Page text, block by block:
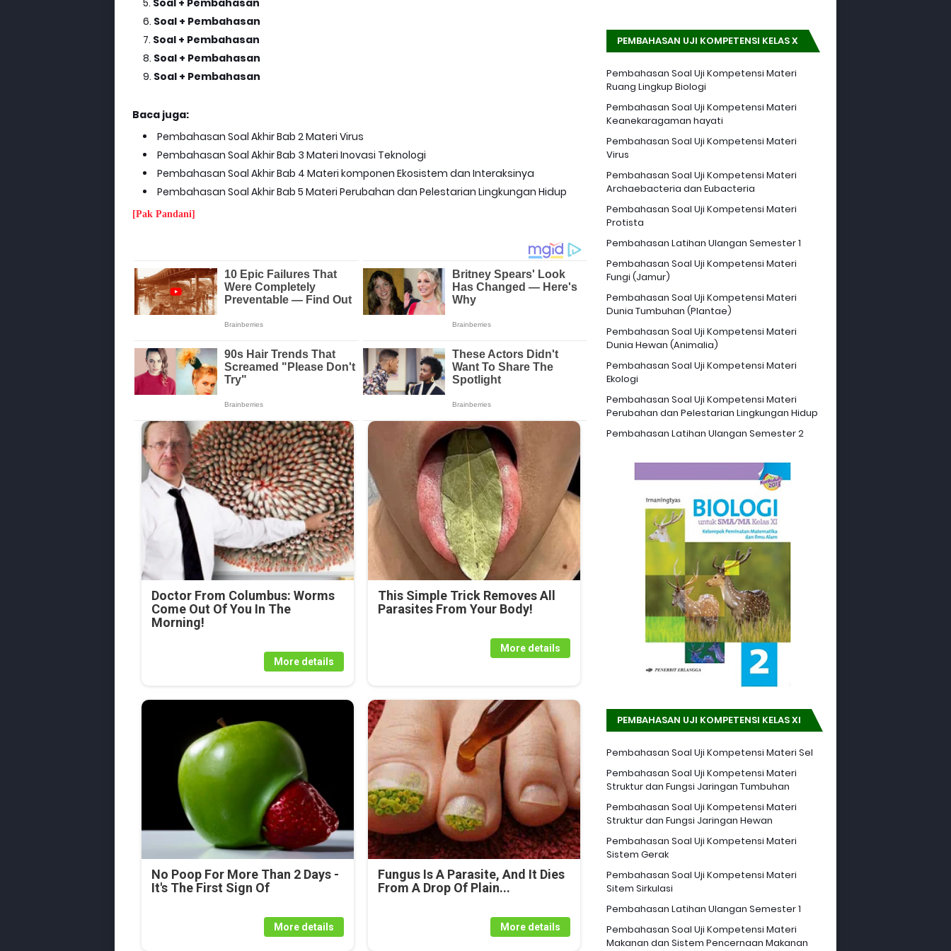
Soal + Pembahasan
Soal + Pembahasan
Soal + Pembahasan
Soal + Pembahasan
Soal + Pembahasan
Baca juga:
Pembahasan Soal Akhir Bab 2 Materi Virus
Pembahasan Soal Akhir Bab 3 Materi Inovasi Teknologi
Pembahasan Soal Akhir Bab 4 Materi komponen Ekosistem dan Interaksinya
Pembahasan Soal Akhir Bab 5 Materi Perubahan dan Pelestarian Lingkungan Hidup
[Pak Pandani]
Doctor From Columbus: Worms
Come Out Of You In The
Morning!
More details
This Simple Trick Removes All
Parasites From Your Body!
More details
No Poop For More Than 2 Days -
It's The First Sign Of
More details
Fungus Is A Parasite, And It Dies
From A Drop Of Plain...
More details
PEMBAHASAN UJI KOMPETENSI KELAS X
Pembahasan Soal Uji Kompetensi Materi
Ruang Lingkup Biologi
Pembahasan Soal Uji Kompetensi Materi
Keanekaragaman hayati
Pembahasan Soal Uji Kompetensi Materi
Virus
Pembahasan Soal Uji Kompetensi Materi
Archaebacteria dan Eubacteria
Pembahasan Soal Uji Kompetensi Materi
Protista
Pembahasan Latihan Ulangan Semester 1
Pembahasan Soal Uji Kompetensi Materi
Fungi (Jamur)
Pembahasan Soal Uji Kompetensi Materi
Dunia Tumbuhan (Plantae)
Pembahasan Soal Uji Kompetensi Materi
Dunia Hewan (Animalia)
Pembahasan Soal Uji Kompetensi Materi
Ekologi
Pembahasan Soal Uji Kompetensi Materi
Perubahan dan Pelestarian Lingkungan Hidup
Pembahasan Latihan Ulangan Semester 2
PEMBAHASAN UJI KOMPETENSI KELAS XI
Pembahasan Soal Uji Kompetensi Materi Sel
Pembahasan Soal Uji Kompetensi Materi
Struktur dan Fungsi Jaringan Tumbuhan
Pembahasan Soal Uji Kompetensi Materi
Struktur dan Fungsi Jaringan Hewan
Pembahasan Soal Uji Kompetensi Materi
Sistem Gerak
Pembahasan Soal Uji Kompetensi Materi
Sitem Sirkulasi
Pembahasan Latihan Ulangan Semester 1
Pembahasan Soal Uji Kompetensi Materi
Makanan dan Sistem Pencernaan Makanan